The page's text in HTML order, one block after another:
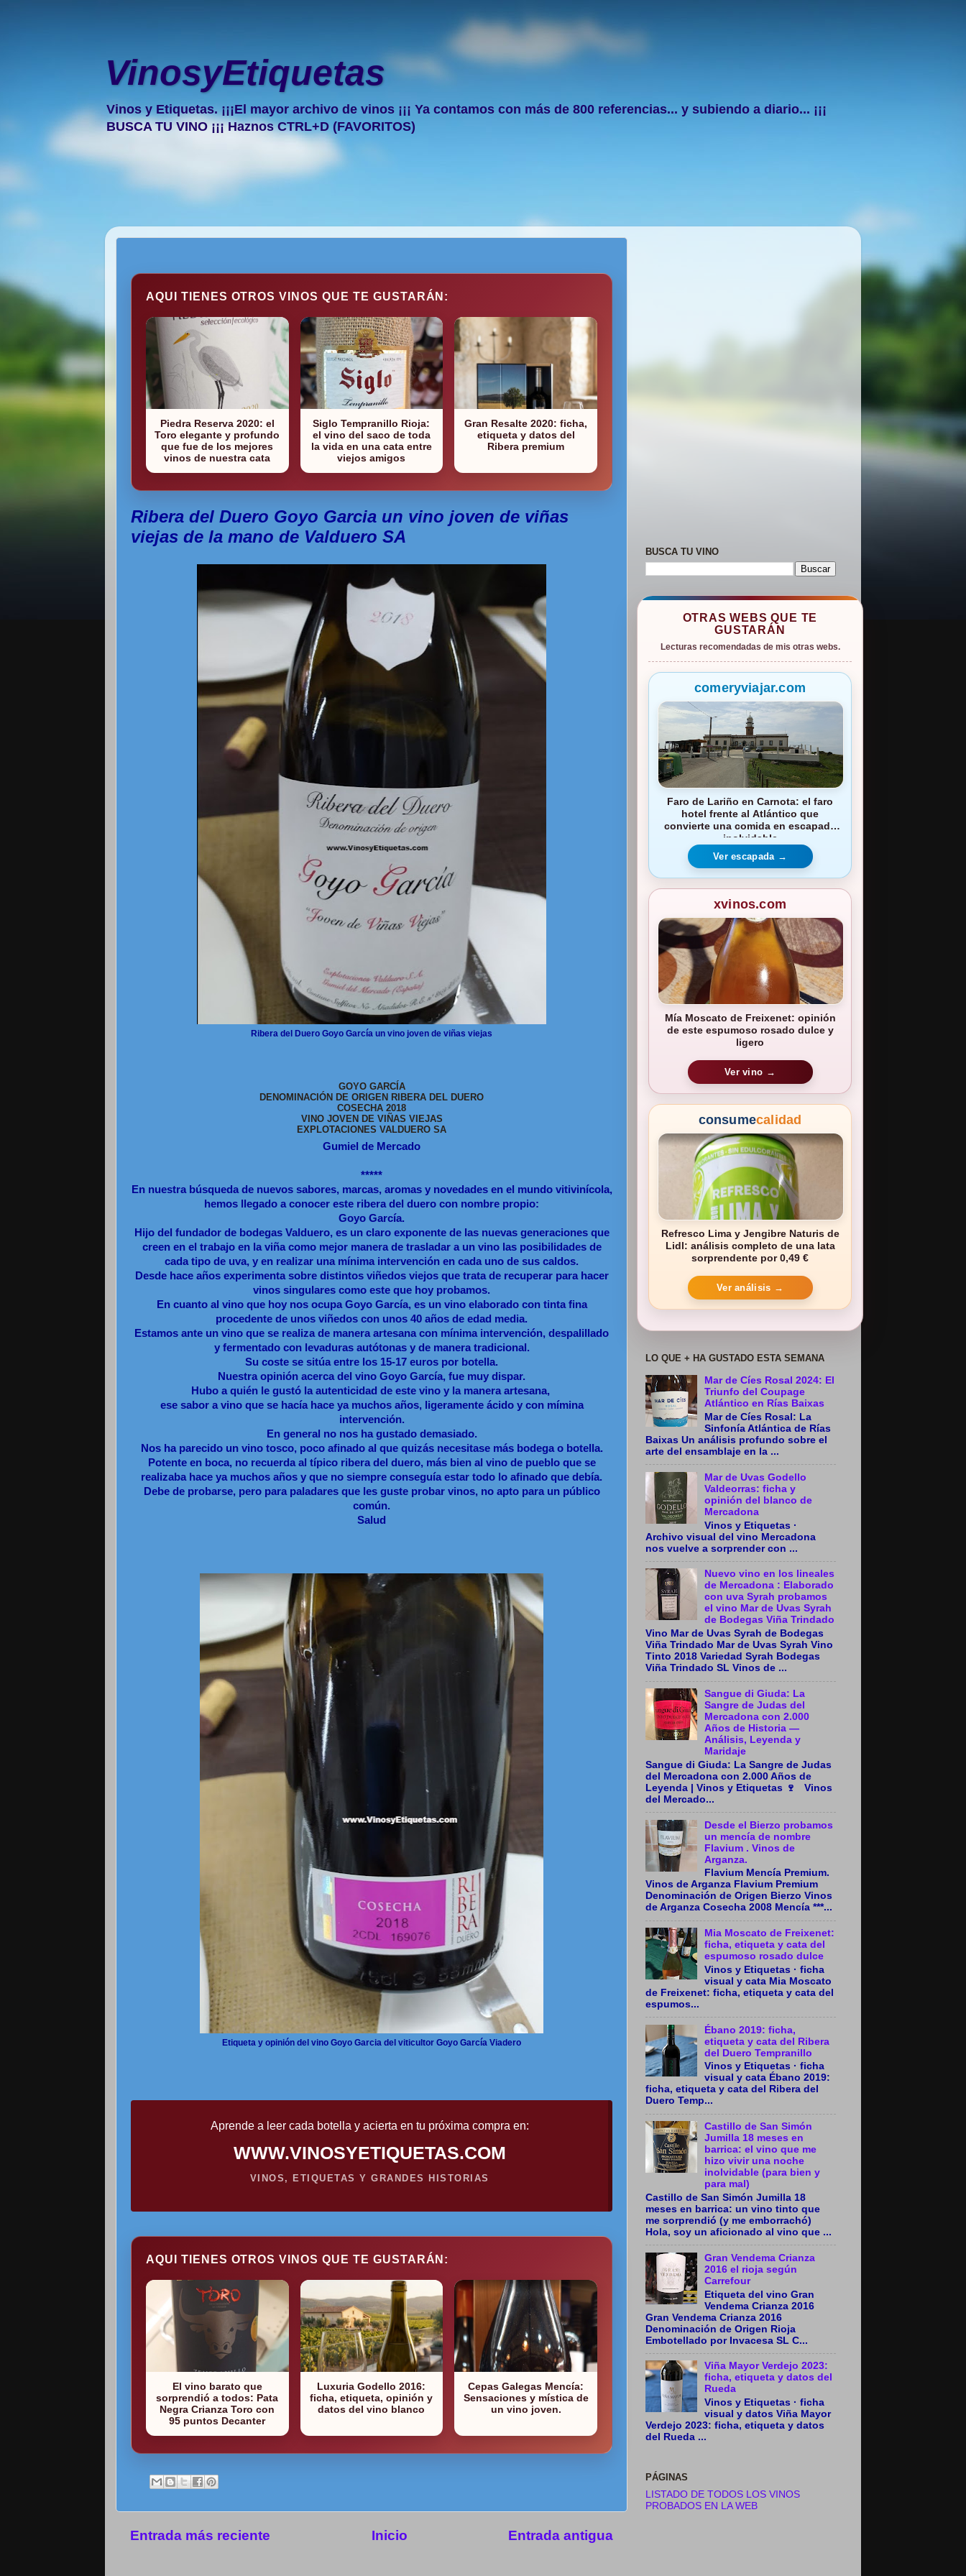
VinosyEtiquetas
Vinos y Etiquetas. ¡¡¡El mayor archivo de vinos ¡¡¡ Ya contamos con más de 800 referencias... y subiendo a diario... ¡¡¡
BUSCA TU VINO ¡¡¡ Haznos CTRL+D (FAVORITOS)
AQUI TIENES OTROS VINOS QUE TE GUSTARÁN:
Piedra Reserva 2020: el
Toro elegante y profundo
que fue de los mejores
vinos de nuestra cata
Siglo Tempranillo Rioja:
el vino del saco de toda
la vida en una cata entre
viejos amigos
Gran Resalte 2020: ficha,
etiqueta y datos del
Ribera premium
Ribera del Duero Goyo Garcia un vino joven de viñas
viejas de la mano de Valduero SA
Ribera del Duero Goyo García un vino joven de viñas viejas
GOYO GARCÍA
DENOMINACIÓN DE ORIGEN RIBERA DEL DUERO
COSECHA 2018
VINO JOVEN DE VIÑAS VIEJAS
EXPLOTACIONES VALDUERO SA
Gumiel de Mercado
*****
En nuestra búsqueda de nuevos sabores, marcas, aromas y novedades en el mundo vitivinícola,
hemos llegado a conocer este ribera del duero con nombre propio:
Goyo García.
Hijo del fundador de bodegas Valduero, es un claro exponente de las nuevas generaciones que
creen en el trabajo en la viña como mejor manera de trasladar a un vino las posibilidades de
cada tipo de uva, y en realizar una mínima intervención en cada uno de sus caldos.
Desde hace años experimenta sobre distintos viñedos viejos que trata de recuperar para hacer
vinos singulares como este que hoy probamos.
En cuanto al vino que hoy nos ocupa Goyo García, es un vino elaborado con tinta fina
procedente de unos viñedos con unos 40 años de edad media.
Estamos ante un vino que se realiza de manera artesana con mínima intervención, despalillado
y fermentado con levaduras autótonas y de manera tradicional.
Su coste se sitúa entre los 15-17 euros por botella.
Nuestra opinión acerca del vino Goyo García, fue muy dispar.
Hubo a quién le gustó la autenticidad de este vino y la manera artesana,
ese sabor a vino que se hacía hace ya muchos años, ligeramente ácido y con mímina
intervención.
En general no nos ha gustado demasiado.
Nos ha parecido un vino tosco, poco afinado al que quizás necesitase más bodega o botella.
Potente en boca, no recuerda al típico ribera del duero, más bien al vino de pueblo que se
realizaba hace ya muchos años y que no siempre conseguía estar todo lo afinado que debía.
Debe de probarse, pero para paladares que les guste probar vinos, no apto para un público
común.
Salud
Etiqueta y opinión del vino Goyo Garcia del viticultor Goyo García Viadero
Aprende a leer cada botella y acierta en tu próxima compra en:
WWW.VINOSYETIQUETAS.COM
VINOS, ETIQUETAS Y GRANDES HISTORIAS
AQUI TIENES OTROS VINOS QUE TE GUSTARÁN:
El vino barato que
sorprendió a todos: Pata
Negra Crianza Toro con
95 puntos Decanter
Luxuria Godello 2016:
ficha, etiqueta, opinión y
datos del vino blanco
Cepas Galegas Mencía:
Sensaciones y mística de
un vino joven.
Entrada más reciente Entrada antigua
Inicio
BUSCA TU VINO
OTRAS WEBS QUE TE
GUSTARÁN
Lecturas recomendadas de mis otras webs.
comeryviajar.com
Faro de Lariño en Carnota: el faro
hotel frente al Atlántico que
convierte una comida en escapada
inolvidable
Ver escapada →
xvinos.com
Mía Moscato de Freixenet: opinión
de este espumoso rosado dulce y
ligero
Ver vino →
consumecalidad
Refresco Lima y Jengibre Naturis de
Lidl: análisis completo de una lata
sorprendente por 0,49 €
Ver análisis →
LO QUE + HA GUSTADO ESTA SEMANA
Mar de Cíes Rosal 2024: El
Triunfo del Coupage
Atlántico en Rías Baixas
Mar de Cíes Rosal: La
Sinfonía Atlántica de Rías
Baixas Un análisis profundo sobre el
arte del ensamblaje en la ...
Mar de Uvas Godello
Valdeorras: ficha y
opinión del blanco de
Mercadona
Vinos y Etiquetas ·
Archivo visual del vino Mercadona
nos vuelve a sorprender con ...
Nuevo vino en los lineales
de Mercadona : Elaborado
con uva Syrah probamos
el vino Mar de Uvas Syrah
de Bodegas Viña Trindado
Vino Mar de Uvas Syrah de Bodegas
Viña Trindado Mar de Uvas Syrah Vino
Tinto 2018 Variedad Syrah Bodegas
Viña Trindado SL Vinos de ...
Sangue di Giuda: La
Sangre de Judas del
Mercadona con 2.000
Años de Historia —
Análisis, Leyenda y
Maridaje
Sangue di Giuda: La Sangre de Judas
del Mercadona con 2.000 Años de
Leyenda | Vinos y Etiquetas 🍷 Vinos
del Mercado...
Desde el Bierzo probamos
un mencía de nombre
Flavium . Vinos de
Arganza.
Flavium Mencía Premium.
Vinos de Arganza Flavium Premium
Denominación de Origen Bierzo Vinos
de Arganza Cosecha 2008 Mencía ***...
Mia Moscato de Freixenet:
ficha, etiqueta y cata del
espumoso rosado dulce
Vinos y Etiquetas · ficha
visual y cata Mia Moscato
de Freixenet: ficha, etiqueta y cata del
espumos...
Ébano 2019: ficha,
etiqueta y cata del Ribera
del Duero Tempranillo
Vinos y Etiquetas · ficha
visual y cata Ébano 2019:
ficha, etiqueta y cata del Ribera del
Duero Temp...
Castillo de San Simón
Jumilla 18 meses en
barrica: el vino que me
hizo vivir una noche
inolvidable (para bien y
para mal)
Castillo de San Simón Jumilla 18
meses en barrica: un vino tinto que
me sorprendió (y me emborrachó)
Hola, soy un aficionado al vino que ...
Gran Vendema Crianza
2016 el rioja según
Carrefour
Etiqueta del vino Gran
Vendema Crianza 2016
Gran Vendema Crianza 2016
Denominación de Origen Rioja
Embotellado por Invacesa SL C...
Viña Mayor Verdejo 2023:
ficha, etiqueta y datos del
Rueda
Vinos y Etiquetas · ficha
visual y datos Viña Mayor
Verdejo 2023: ficha, etiqueta y datos
del Rueda ...
PÁGINAS
LISTADO DE TODOS LOS VINOS
PROBADOS EN LA WEB